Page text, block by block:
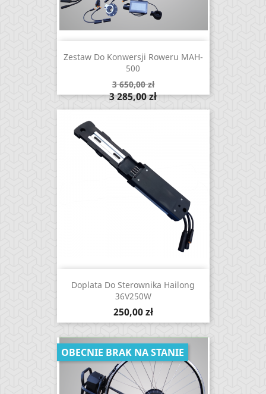
Zestaw Do Konwersji Roweru MAH-
500
Cena
podstawowa
3 650,00 zł
Cena
3 285,00 zł
Doplata Do Sterownika Hailong
36V250W
Cena
250,00 zł
OBECNIE BRAK NA STANIE